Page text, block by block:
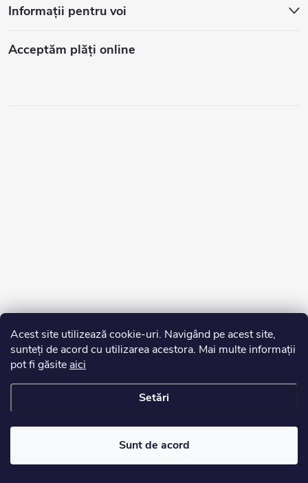
Acest site utilizează cookie-uri. Navigând pe acest site,
sunteți de acord cu utilizarea acestora. Mai multe informații
pot fi găsite aici
Setări
Sunt de acord
Informații pentru voi
Acceptăm plăţi online
Drepturi de autor 2026Edurko.ro. Toate drepturile rezervate.